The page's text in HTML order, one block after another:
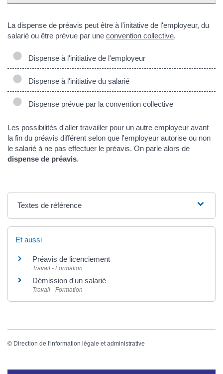
La dispense de préavis peut être à l'initative de l'employeur, du
salarié ou être prévue par une convention collective.
Dispense à l'initiative de l'employeur
Dispense à l'initiative du salarié
Dispense prévue par la convention collective
Les possibilités d'aller travailler pour un autre employeur avant
la fin du préavis différent selon que l'employeur autorise ou non
le salarié à ne pas effectuer le préavis. On parle alors de
dispense de préavis.
Textes de référence
Et aussi
Préavis de licenciement
Travail - Formation
Démission d'un salarié
Travail - Formation
© Direction de l'information légale et administrative